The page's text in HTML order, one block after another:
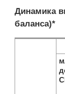
Динамика
баланса)*